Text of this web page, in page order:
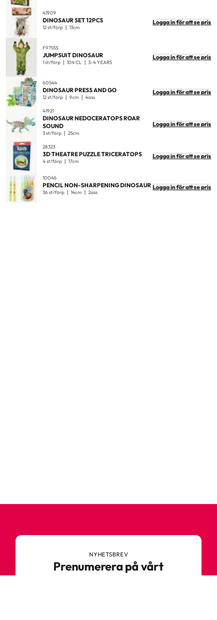
41909
DINOSAUR SET 12PCS
12 st/förp 13cm
Logga in för att se pris
F9755S
JUMPSUIT DINOSAUR
1 st/förp 104 CL 3-4 YEARS
Logga in för att se pris
60544
DINOSAUR PRESS AND GO
12 st/förp 9cm 4ass
Logga in för att se pris
41921
DINOSAUR NEDOCERATOPS ROAR
SOUND
3 st/förp 25cm
Logga in för att se pris
28323
3D THEATRE PUZZLE TRICERATOPS
4 st/förp 17cm
Logga in för att se pris
10046
PENCIL NON-SHARPENING DINOSAUR
36 st/förp 14cm 2ass
Logga in för att se pris
NYHETSBREV
Prenumerera på vårt